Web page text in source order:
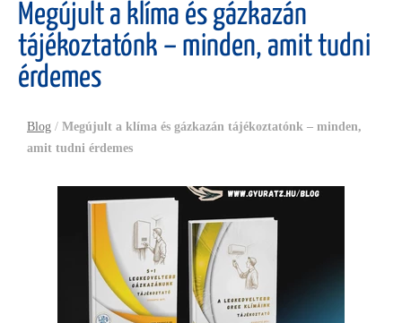
Megújult a klíma és gázkazán
tájékoztatónk – minden, amit tudni
érdemes
Blog / Megújult a klíma és gázkazán tájékoztatónk – minden,
amit tudni érdemes